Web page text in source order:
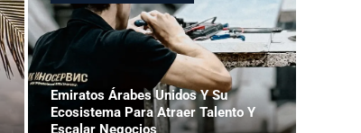
Emiratos Árabes Unidos Y Su
Ecosistema Para Atraer Talento Y
Escalar Negocios